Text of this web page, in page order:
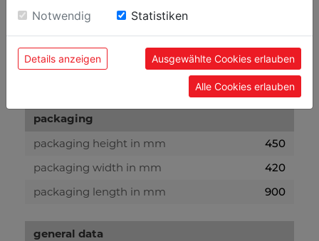
net weight in kg
23
26
packaging
packaging height in mm
450
packaging width in mm
420
packaging length in mm
900
general data
Einwilligung zu unseren Cookies.
Notwendig Statistiken
Details anzeigen Ausgewählte Cookies erlauben
Alle Cookies erlauben